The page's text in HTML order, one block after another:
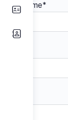
Vorname*